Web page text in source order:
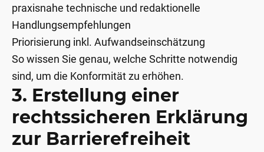
praxisnahe technische und redaktionelle
Handlungsempfehlungen
Priorisierung inkl. Aufwandseinschätzung
So wissen Sie genau, welche Schritte notwendig
sind, um die Konformität zu erhöhen.
3. Erstellung einer
rechtssicheren Erklärung
zur Barrierefreiheit